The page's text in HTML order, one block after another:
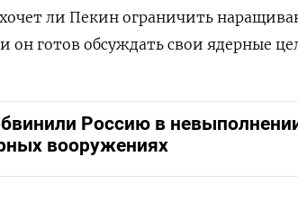
ли Пекин ограничить
он готов обсуждать свои ядерные
Россию в
вооружениях